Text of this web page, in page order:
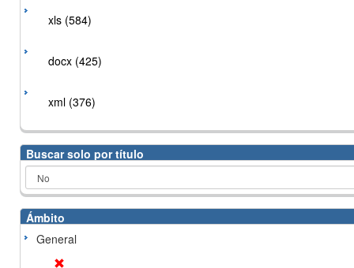
xls (584)
docx (425)
xml (376)
Buscar solo por título
Ámbito
General